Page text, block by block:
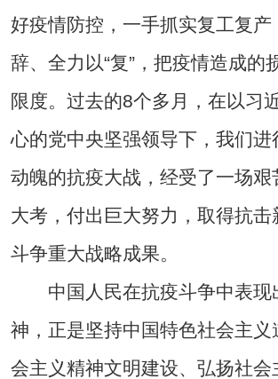
好疫情防控，一手抓实复工复产
辞、全力以“复”，把疫情造成的
限度。过去的8个多月，在以习
心的党中央坚强领导下，我们进
动魄的抗疫大战，经受了一场艰
大考，付出巨大努力，取得抗
斗争重大战略成果。
中国人民在抗疫斗争中表现
神，正是坚持中国特色社会主义
会主义精神文明建设、弘扬社会